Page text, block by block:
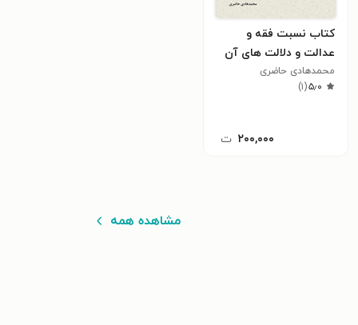
کتاب نسبت فقه و
عدالت و دلالت های آن
در نظام قانون گذاری
اسلامی
محمدهادی حاضری
۵٫۰(۱)
۲۰۰,۰۰۰ ت
مشاهده همه